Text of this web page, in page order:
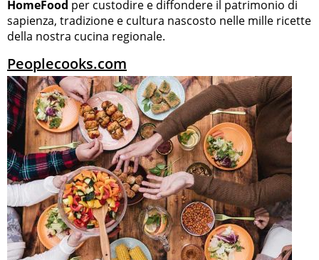
HomeFood per custodire e diffondere il patrimonio di
sapienza, tradizione e cultura nascosto nelle mille ricette
della nostra cucina regionale.
Peoplecooks.com